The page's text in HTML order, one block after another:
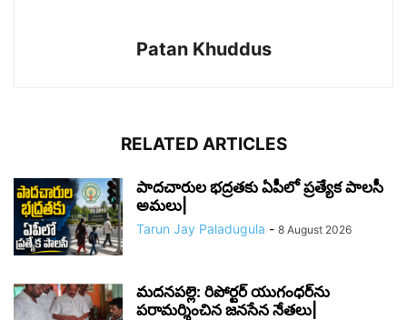
Patan Khuddus
RELATED ARTICLES
పాదచారుల భద్రతకు ఏపీలో ప్రత్యేక పాలసీ
అమలు|
Tarun Jay Paladugula - 8 August 2026
మదనపల్లె: రిపోర్టర్ యుగంధర్‌ను
పరామర్శించిన జనసేన నేతలు|